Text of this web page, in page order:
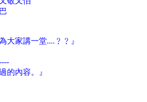
大家講一堂....﹖﹖』
的內容。』